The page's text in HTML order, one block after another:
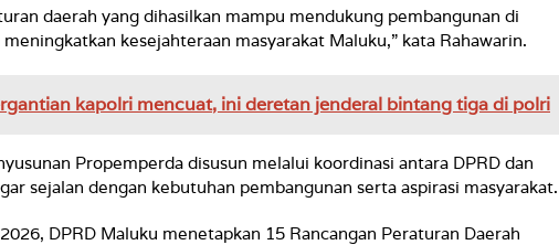
daerah yang dihasilkan mampu mendukung pembangunan di
kesejahteraan masyarakat Maluku,” kata Rahawarin.
kapolri mencuat, ini deretan jenderal bintang tiga di polri
Propemperda disusun melalui koordinasi antara DPRD dan
sejalan dengan kebutuhan pembangunan serta aspirasi masyarakat.
DPRD Maluku menetapkan 15 Rancangan Peraturan Daerah